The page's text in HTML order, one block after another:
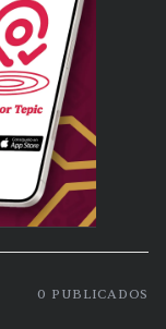
0 PUBLICADOS